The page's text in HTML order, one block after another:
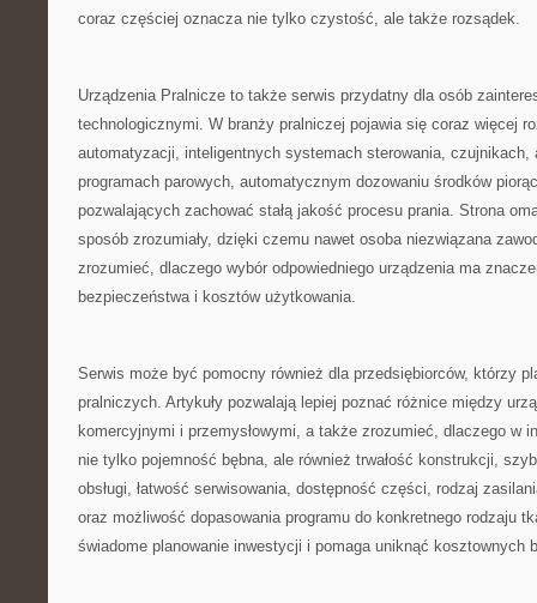
coraz częściej oznacza nie tylko czystość, ale także rozsądek.
Urządzenia Pralnicze to także serwis przydatny dla osób
technologicznymi. W branży pralniczej pojawia się coraz więcej
automatyzacji, inteligentnych systemach sterowania, czujnikach,
programach parowych, automatycznym dozowaniu środków
pozwalających zachować stałą jakość procesu prania. Strona
sposób zrozumiały, dzięki czemu nawet osoba niezwiązana
zrozumieć, dlaczego wybór odpowiedniego urządzenia ma
bezpieczeństwa i kosztów użytkowania.
Serwis może być pomocny również dla przedsiębiorców, którzy
pralniczych. Artykuły pozwalają lepiej poznać różnice między
komercyjnymi i przemysłowymi, a także zrozumieć, dlaczego w
nie tylko pojemność bębna, ale również trwałość konstrukcji,
obsługi, łatwość serwisowania, dostępność części, rodzaj
oraz możliwość dopasowania programu do konkretnego rodzaju
świadome planowanie inwestycji i pomaga uniknąć kosztownych